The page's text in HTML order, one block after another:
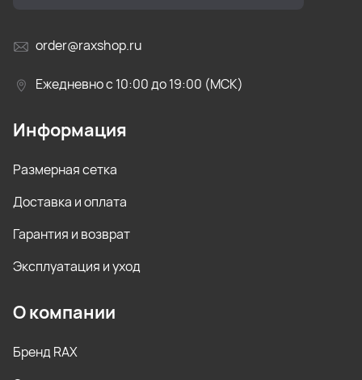
order@raxshop.ru
Ежедневно с 10:00 до 19:00 (МСК)
Информация
Размерная сетка
Доставка и оплата
Гарантия и возврат
Эксплуатация и уход
О компании
Бренд RAX